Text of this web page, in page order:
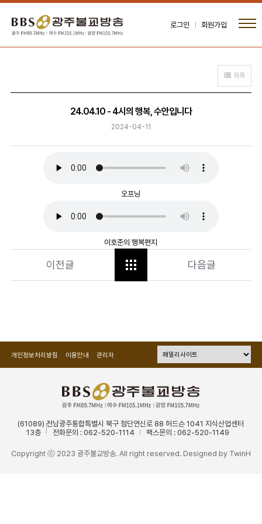
로그인 회원가입
목록
24.04.10 - 4시의 행복, 수안입니다
2024-04-11
오프닝
이호준의 행복편지
이전글 다음글
개인정보처리방침 이용안내 관리자
(61089) 전남광주통합특별시 북구 첨단연신로 88 허드슨 1041 지식산업센터
13층
전화문의 : 062-520-1114 팩스문의 : 062-520-1149
Copyright ⓒ 2023 광주불교방송. All right reserved. Designed by TwinH